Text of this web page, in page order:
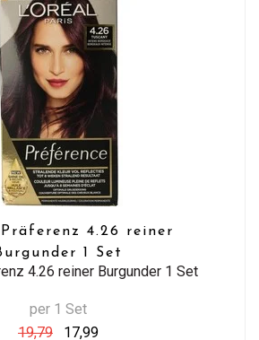
4.26 reiner
1 Set
4.26 reiner Burgunder 1 Set
per 1 Set
19,79
17,99